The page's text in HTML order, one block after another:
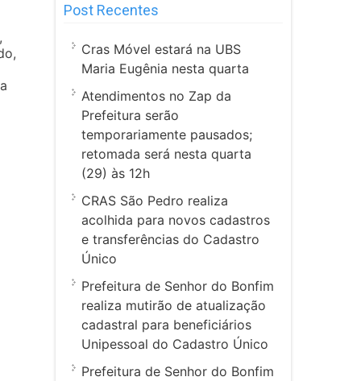
Post Recentes
Cras Móvel estará na UBS
Maria Eugênia nesta quarta
Atendimentos no Zap da
Prefeitura serão
temporariamente pausados;
retomada será nesta quarta
(29) às 12h
CRAS São Pedro realiza
acolhida para novos cadastros
e transferências do Cadastro
Único
Prefeitura de Senhor do Bonfim
realiza mutirão de atualização
cadastral para beneficiários
Unipessoal do Cadastro Único
Prefeitura de Senhor do Bonfim